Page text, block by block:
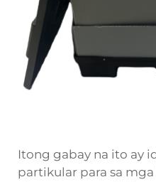
Itong gabay na ito ay
partikular para sa